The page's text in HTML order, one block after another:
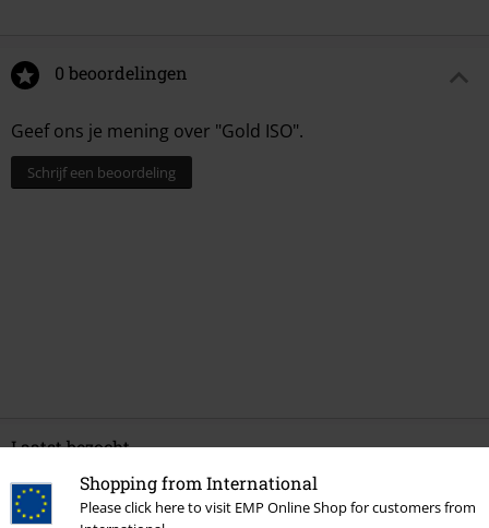
Shopping from International
Please click here to visit EMP Online Shop for customers from
0 beoordelingen
Geef ons je mening over "Gold ISO".
Schrijf een beoordeling
Laatst bezocht